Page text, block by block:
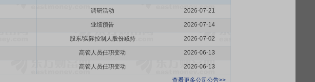
调研活动 2026-07-21
业绩预告 2026-07-14
股东/实际控制人股份减持 2026-07-02
高管人员任职变动 2026-06-13
高管人员任职变动
2026-06-13
查看更多公司公告>>